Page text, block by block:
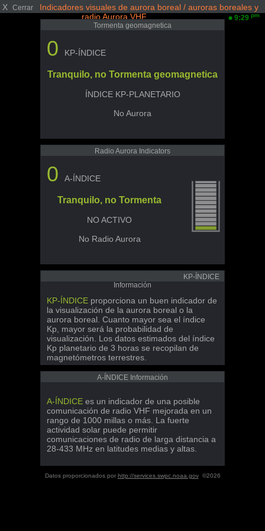
X Cerrar
Indicadores visuales de aurora boreal / auroras boreales y
radio Aurora VHF
9:29 pm
Tormenta geomagnetica
0 KP-ÍNDICE
Tranquilo, no Tormenta geomagnetica
ÍNDICE KP-PLANETARIO
No Aurora
Radio Aurora Indicators
0 A-ÍNDICE
Tranquilo, no Tormenta
NO ACTIVO
No Radio Aurora
KP-ÍNDICE
Información
KP-ÍNDICE proporciona un buen indicador de
la visualización de la aurora boreal o la
aurora boreal. Cuanto mayor sea el índice
Kp, mayor será la probabilidad de
visualización. Los datos estimados del índice
Kp planetario de 3 horas se recopilan de
magnetómetros terrestres.
A-ÍNDICE Información
A-ÍNDICE es un indicador de una posible
comunicación de radio VHF mejorada en un
rango de 1000 millas o más. La fuerte
actividad solar puede permitir
comunicaciones de radio de larga distancia a
28-433 MHz en latitudes medias y altas.
Datos proporcionados por http://services.swpc.noaa.gov©2026